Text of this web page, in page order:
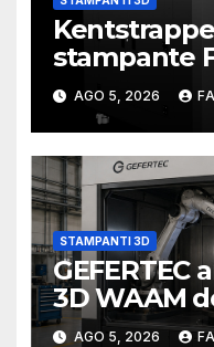
stampante
di stampa
AGO 5, 2026
STAMPANTI 3D
GEFERTEC
3D WAAM
camera
AGO 5, 2026